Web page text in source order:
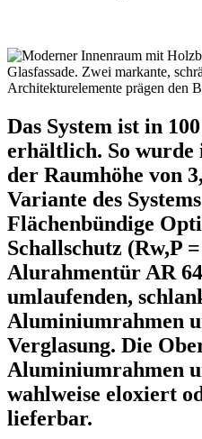
Das System ist in
erhältlich. So wurde
der Raumhöhe von
Variante des
Flächenbündige
Schallschutz (Rw,P
Alurahmentür AR
umlaufenden,
Aluminiumrahmen
Verglasung. Die
Aluminiumrahmen
wahlweise eloxiert
lieferbar.